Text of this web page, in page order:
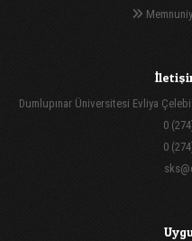
Dumlupınar Üniversitesi Evliya
0
0